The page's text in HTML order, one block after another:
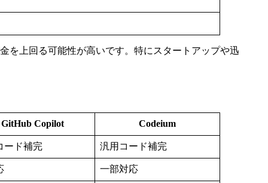
を上回る可能性が高いです。特にスタートアップや迅
GitHub Copilot Codeium
ード補完 汎用コード補完
一部対応